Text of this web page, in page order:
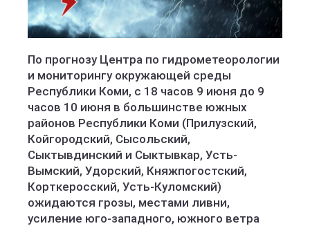
По прогнозу Центра по гидрометеорологии
и мониторингу окружающей среды
Республики Коми, с 18 часов 9 июня до 9
часов 10 июня в большинстве южных
районов Республики Коми (Прилузский,
Койгородский, Сысольский,
Сыктывдинский и Сыктывкар, Усть-
Вымский, Удорский, Княжпогостский,
Корткеросский, Усть-Куломский)
ожидаются грозы, местами ливни,
усиление юго-западного, южного ветра